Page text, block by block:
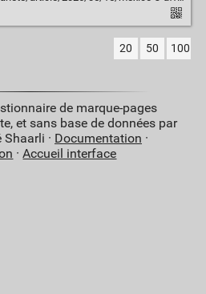
20 50 100
de marque-pages
et sans base de données par
· Documentation ·
·Accueil interface